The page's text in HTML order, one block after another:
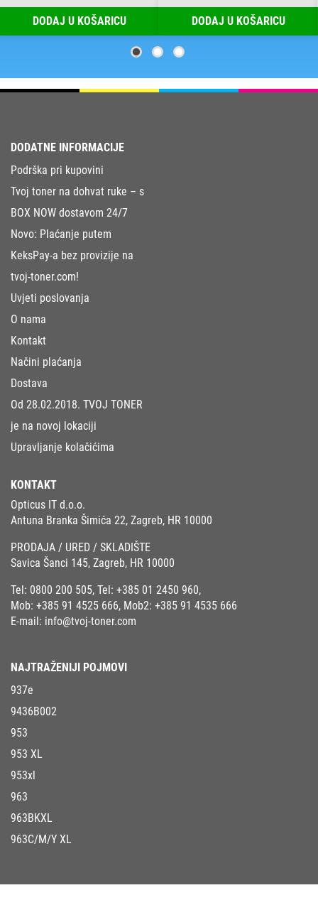
DODAJ U KOŠARICU DODAJ U KOŠARICU
DODATNE INFORMACIJE
Podrška pri kupovini
Tvoj toner na dohvat ruke – s
BOX NOW dostavom 24/7
Novo: Plaćanje putem
KeksPay-a bez provizije na
tvoj-toner.com!
Uvjeti poslovanja
O nama
Kontakt
Načini plaćanja
Dostava
Od 28.02.2018. TVOJ TONER
je na novoj lokaciji
Upravljanje kolačićima
KONTAKT
Opticus IT d.o.o.
Antuna Branka Šimića 22, Zagreb, HR 10000
PRODAJA / URED / SKLADIŠTE
Savica Šanci 145, Zagreb, HR 10000
Tel: 0800 200 505, Tel: +385 01 2450 960,
Mob: +385 91 4525 666, Mob2: +385 91 4535 666
E-mail: info@tvoj-toner.com
NAJTRAŽENIJI POJMOVI
937e
9436B002
953
953 XL
953xl
963
963BKXL
963C/M/Y XL